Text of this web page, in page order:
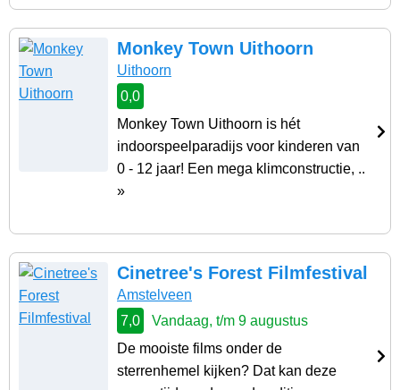
Monkey Town Uithoorn
Uithoorn
0,0
Monkey Town Uithoorn is hét
indoorspeelparadijs voor kinderen van
0 - 12 jaar! Een mega klimconstructie, ..
»
Cinetree's Forest Filmfestival
Amstelveen
7,0
Vandaag, t/m 9 augustus
De mooiste films onder de
sterrenhemel kijken? Dat kan deze